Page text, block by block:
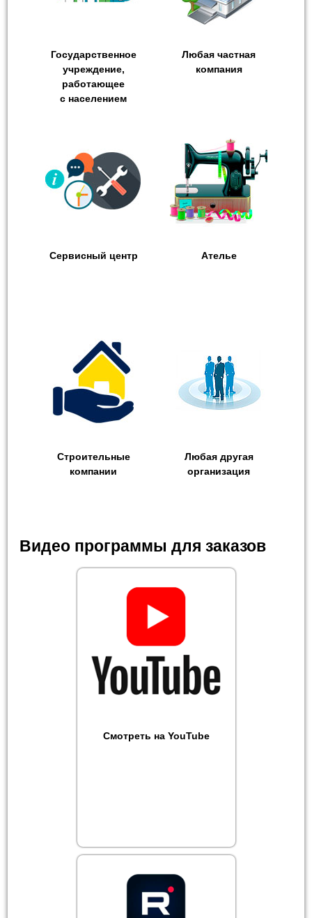
Государственное
учреждение,
работающее
с населением
Любая частная
компания
Сервисный центр Ателье
Строительные
компании
Любая другая
организация
Видео программы для заказов
Смотреть на YouTube